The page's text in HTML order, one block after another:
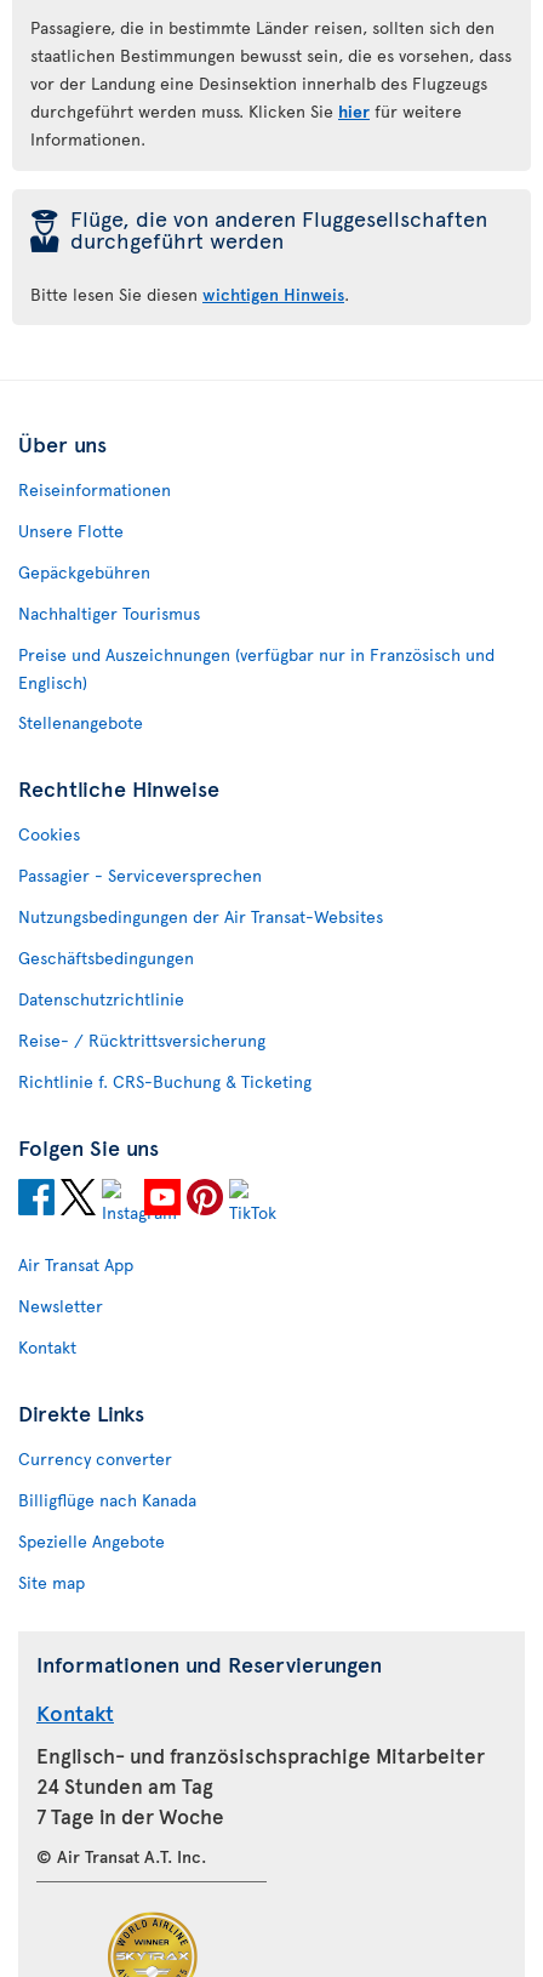
Passagiere, die in bestimmte Länder reisen, sollten sich den
staatlichen Bestimmungen bewusst sein, die es vorsehen, dass
vor der Landung eine Desinsektion innerhalb des Flugzeugs
durchgeführt werden muss. Klicken Sie hier für weitere
Informationen.
þ Flüge, die von anderen Fluggesellschaften
durchgeführt werden
Bitte lesen Sie diesen wichtigen Hinweis.
Über uns
Reiseinformationen
Unsere Flotte
Gepäckgebühren
Nachhaltiger Tourismus
Preise und Auszeichnungen (verfügbar nur in Französisch und
Englisch)
Stellenangebote
Rechtliche Hinweise
Cookies
Passagier - Serviceversprechen
Nutzungsbedingungen der Air Transat-Websites
Geschäftsbedingungen
Datenschutzrichtlinie
Reise- / Rücktrittsversicherung
Richtlinie f. CRS-Buchung & Ticketing
Folgen Sie uns
Air Transat App
Newsletter
Kontakt
Direkte Links
Currency converter
Billigflüge nach Kanada
Spezielle Angebote
Site map
Informationen und Reservierungen
Kontakt
Englisch- und französischsprachige Mitarbeiter
24 Stunden am Tag
7 Tage in der Woche
© Air Transat A.T. Inc.